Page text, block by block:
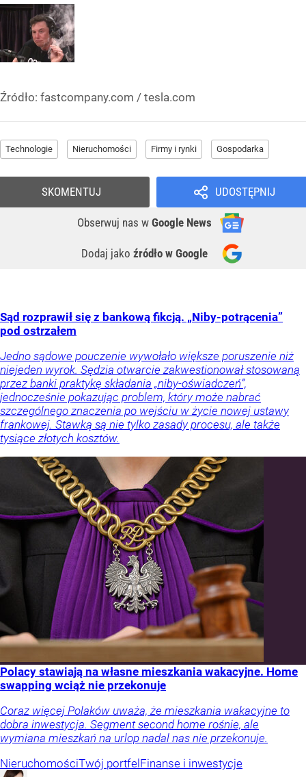
Źródło: fastcompany.com / tesla.com
Technologie Nieruchomości Firmy i rynki Gospodarka
UDOSTĘPNIJ
Obserwuj nas w Google News
Dodaj jako źródło w Google
SKOMENTUJ
Sąd rozprawił się z bankową fikcją. „Niby-potrącenia”
pod ostrzałem
Jedno sądowe pouczenie wywołało większe poruszenie niż
niejeden wyrok. Sędzia otwarcie zakwestionował stosowaną
przez banki praktykę składania „niby-oświadczeń”,
jednocześnie pokazując problem, który może nabrać
szczególnego znaczenia po wejściu w życie nowej ustawy
frankowej. Stawką są nie tylko zasady procesu, ale także
tysiące złotych kosztów.
Polacy stawiają na własne mieszkania wakacyjne. Home
swapping wciąż nie przekonuje
Coraz więcej Polaków uważa, że mieszkania wakacyjne to
dobra inwestycja. Segment second home rośnie, ale
wymiana mieszkań na urlop nadal nas nie przekonuje.
NieruchomościTwój portfel Finanse i inwestycje